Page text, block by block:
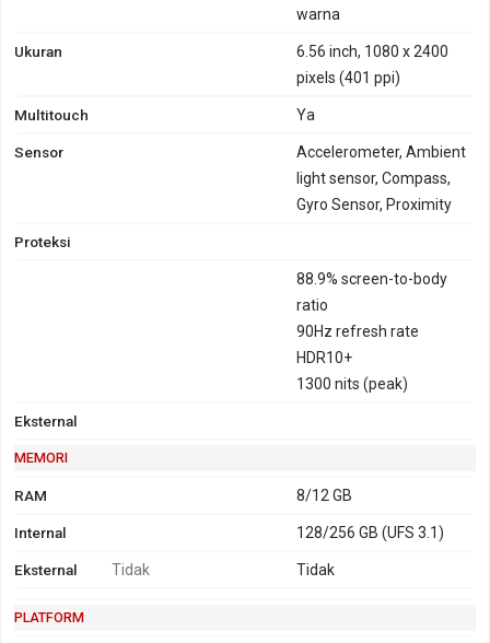
warna
Ukuran
6.56 inch, 1080 x 2400
pixels (401 ppi)
Multitouch Ya
Sensor
Accelerometer, Ambient
light sensor, Compass,
Gyro Sensor, Proximity
Proteksi
88.9% screen-to-body
ratio
90Hz refresh rate
HDR10+
1300 nits (peak)
Eksternal
MEMORI
RAM 8/12 GB
Internal 128/256 GB (UFS 3.1)
Eksternal Tidak Tidak
PLATFORM